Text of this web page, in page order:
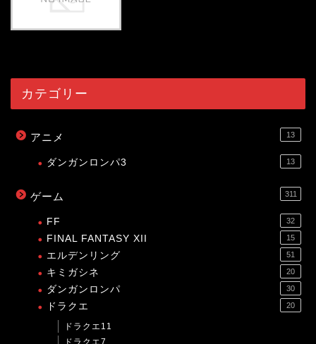
カテゴリー
アニメ 13
ダンガンロンパ3 13
ゲーム 311
FF 32
FINAL FANTASY XII 15
エルデンリング 51
キミガシネ 20
ダンガンロンパ 30
ドラクエ 20
ドラクエ11
ドラクエ7